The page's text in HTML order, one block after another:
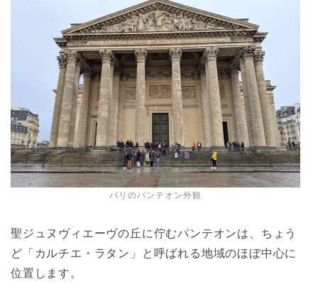
パリのパンテオン外観
聖ジュヌヴィエーヴの丘に佇むパンテオンは、ちょう
ど「カルチエ・ラタン」と呼ばれる地域のほぼ中心に
位置します。